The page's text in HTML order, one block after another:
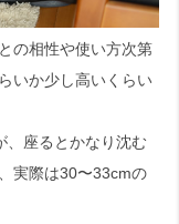
の相性や使い方次第
いか少し高いくらい
、座るとかなり沈む
実際は30〜33cmの